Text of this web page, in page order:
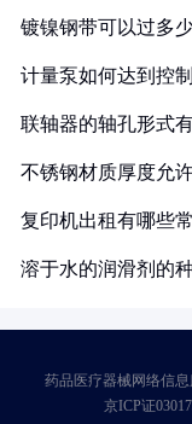
镀镍钢带可以过多
计量泵如何达到控
联轴器的轴孔形式
不锈钢材质厚度允
复印机出租有哪些
溶于水的润滑剂的
药品医疗器械网络信
京ICP证